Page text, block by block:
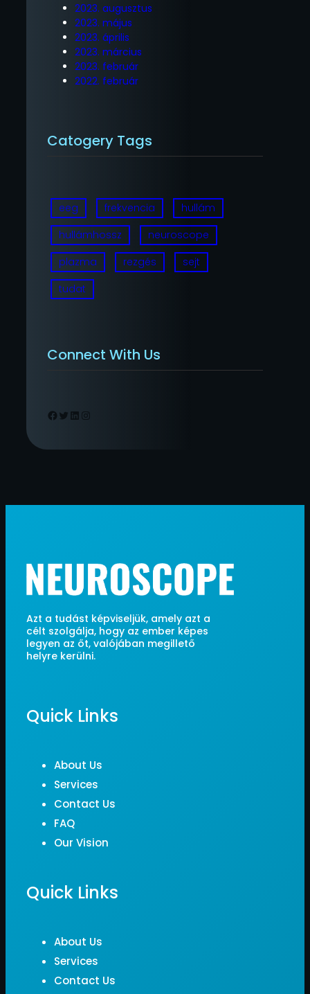
2023. augusztus
2023. május
2023. április
2023. március
2023. február
2022. február
Catogery Tags
eeg frekvencia
hullám
hullámhossz
neuroscope
plazma
rezgés
sejt
tudat
Connect With Us
Facebook Twitter LinkedIn Instagram
Azt a tudást képviseljük, amely azt a
célt szolgálja, hogy az ember képes
legyen az őt, valójában megillető
helyre kerülni.
Quick Links
About Us
Services
Contact Us
FAQ
Our Vision
Quick Links
About Us
Services
Contact Us